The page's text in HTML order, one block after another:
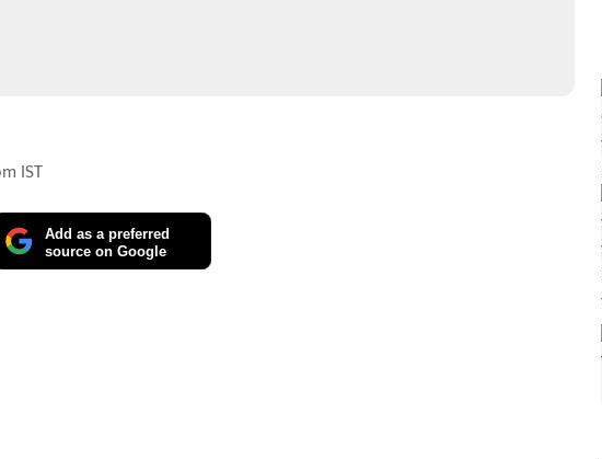
IST
Add as a preferred
source on Google